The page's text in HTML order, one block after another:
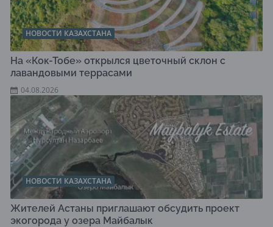
НОВОСТИ КАЗАХСТАНА
На «Кок-Тобе» открылся цветочный склон с
лавандовыми террасами
04.08.2026
НОВОСТИ КАЗАХСТАНА
Жителей Астаны приглашают обсудить проект
экогорода у озера Майбалык